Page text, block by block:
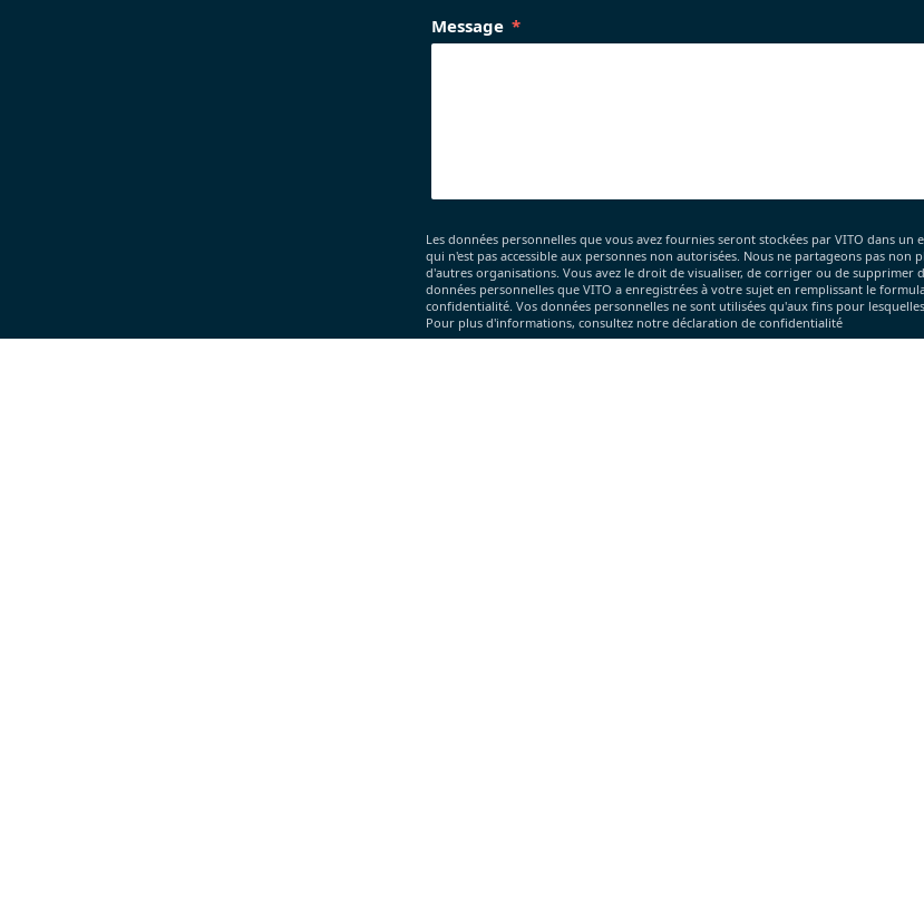
Message
Les données personnelles que vous avez fournies seront stockées par VITO dans un
qui n'est pas accessible aux personnes non autorisées. Nous ne partageons pas non
d'autres organisations. Vous avez le droit de visualiser, de corriger ou de supprimer
données personnelles que VITO a enregistrées à votre sujet en remplissant le
confidentialité. Vos données personnelles ne sont utilisées qu'aux fins pour lesquelles
Pour plus d'informations, consultez notre déclaration de confidentialité